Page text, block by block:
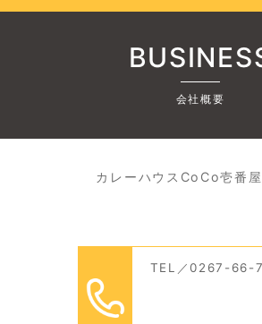
会社概要
カレーハウスCoCo壱番
TEL／0267-66-